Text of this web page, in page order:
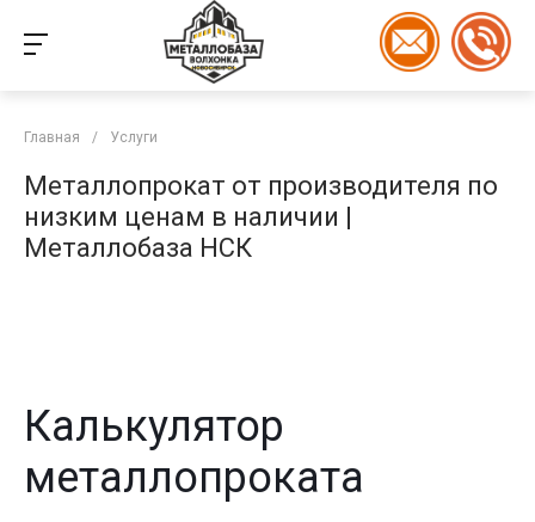
Главная / Услуги
Металлопрокат от производителя по
низким ценам в наличии |
Металлобаза НСК
Калькулятор
металлопроката